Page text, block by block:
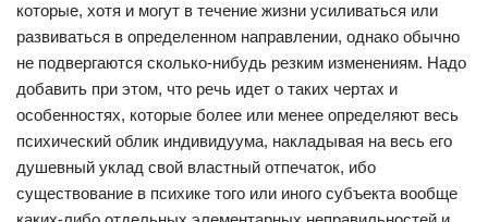
которые, хотя и могут в течение жизни усиливаться или
развиваться в определенном направлении, однако обычно
не подвергаются сколько-нибудь резким изменениям. Надо
добавить при этом, что речь идет о таких чертах и
особенностях, которые более или менее определяют весь
психический облик индивидуума, накладывая на весь его
душевный уклад свой властный отпечаток, ибо
существование в психике того или иного субъекта вообще